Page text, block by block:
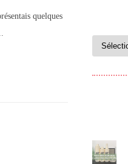
quelques